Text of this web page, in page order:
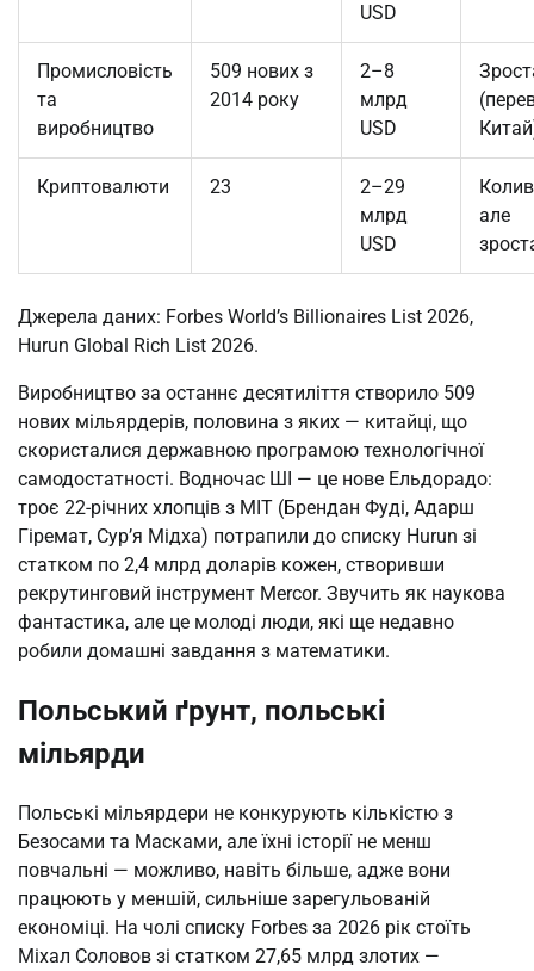
USD
Промисловість
та
виробництво
509 нових з
2014 року
2–8
млрд
USD
Криптовалюти 23
2–29
млрд
USD
але
Джерела даних: Forbes World’s Billionaires List 2026,
Hurun Global Rich List 2026.
Виробництво за останнє десятиліття створило 509
нових мільярдерів, половина з яких — китайці, що
скористалися державною програмою технологічної
самодостатності. Водночас ШІ — це нове Ельдорадо:
троє 22-річних хлопців з МІТ (Брендан Фуді, Адарш
Гіремат, Сур’я Мідха) потрапили до списку Hurun зі
статком по 2,4 млрд доларів кожен, створивши
рекрутинговий інструмент Mercor. Звучить як наукова
фантастика, але це молоді люди, які ще недавно
робили домашні завдання з математики.
Польський ґрунт, польські
мільярди
Польські мільярдери не конкурують кількістю з
Безосами та Масками, але їхні історії не менш
повчальні — можливо, навіть більше, адже вони
працюють у меншій, сильніше зарегульованій
економіці. На чолі списку Forbes за 2026 рік стоїть
Міхал Соловов зі статком 27,65 млрд злотих —